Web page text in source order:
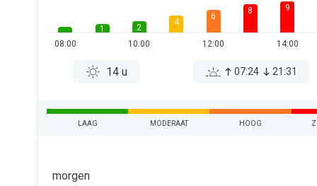
08:00
1
2
10:00
4
6
12:00
8 9
14:00
14 u 07:24 21:31
LAAG MODERAAT HOOG
morgen